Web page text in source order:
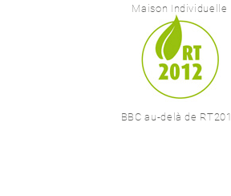
Maison Individuelle
BBC au-delà de